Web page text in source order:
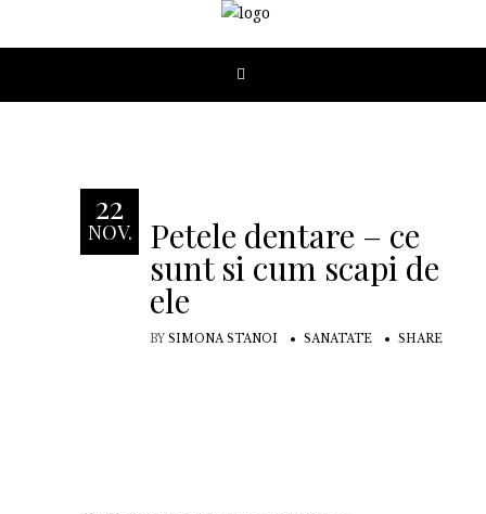
22
NOV. Petele dentare – ce
sunt si cum scapi de
ele
BY SIMONA STANOI SANATATE SHARE